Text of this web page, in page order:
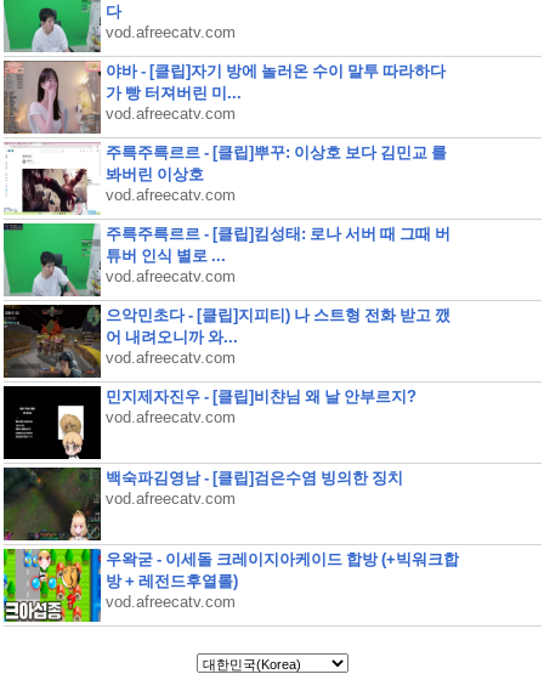
다
vod.afreecatv.com
야바 - [클립]자기 방에 놀러온 수이 말투 따라하다
가 빵 터져버린 미...
vod.afreecatv.com
주륵주륵르르 - [클립]뿌꾸: 이상호 보다 김민교 를
봐버린 이상호
vod.afreecatv.com
주륵주륵르르 - [클립]킴성태: 로나 서버 때 그때 버
튜버 인식 별로 ...
vod.afreecatv.com
으악민초다 - [클립]지피티) 나 스트형 전화 받고 깼
어 내려오니까 와...
vod.afreecatv.com
민지제자진우 - [클립]비챤님 왜 날 안부르지?
vod.afreecatv.com
백숙파김영남 - [클립]검은수염 빙의한 징치
vod.afreecatv.com
우왁굳 - 이세돌 크레이지아케이드 합방 (+빅워크합
방 + 레전드후열롤)
vod.afreecatv.com